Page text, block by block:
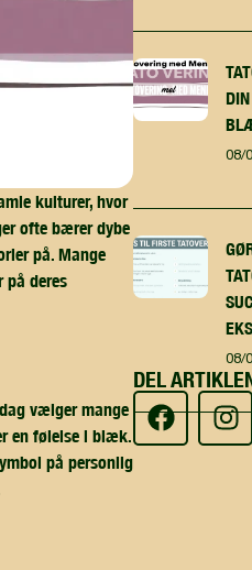
kulturer, hvor
ofte bærer dybe
på. Mange
på deres
vælger mange
en følelse i blæk.
på personlig
TATOVERING MED MENING:
08/
GØR DIN FØRSTE
08/
DEL